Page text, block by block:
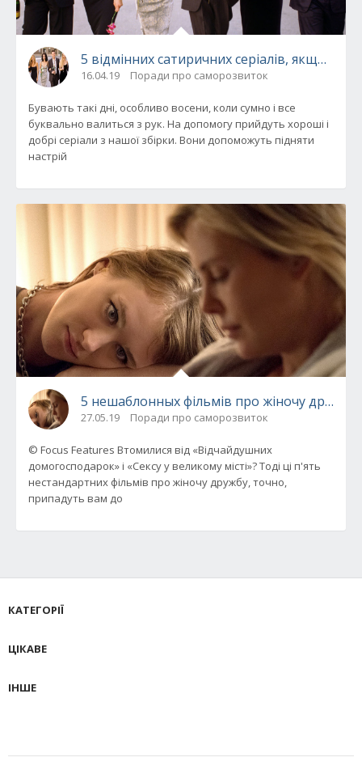
5 відмінних сатиричних серіалів, якщо
16.04.19 Поради про саморозвиток
Бувають такі дні, особливо восени, коли сумно і все
буквально валиться з рук. На допомогу прийдуть хороші і
добрі серіали з нашої збірки. Вони допоможуть підняти
настрій
5 нешаблонных фільмів про жіночу
27.05.19 Поради про саморозвиток
© Focus Features Втомилися від «Відчайдушних
домогосподарок» і «Сексу у великому місті»? Тоді ці п'ять
нестандартних фільмів про жіночу дружбу, точно,
припадуть вам до
КАТЕГОРІЇ
ЦІКАВЕ
ІНШЕ